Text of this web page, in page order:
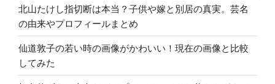
の
北山たけし指切断は本当？子供や嫁と別居の真実。芸名
の由来やプロフィールまとめ
仙道敦子の若い時の画像がかわいい！現在の画像と比較
してみた